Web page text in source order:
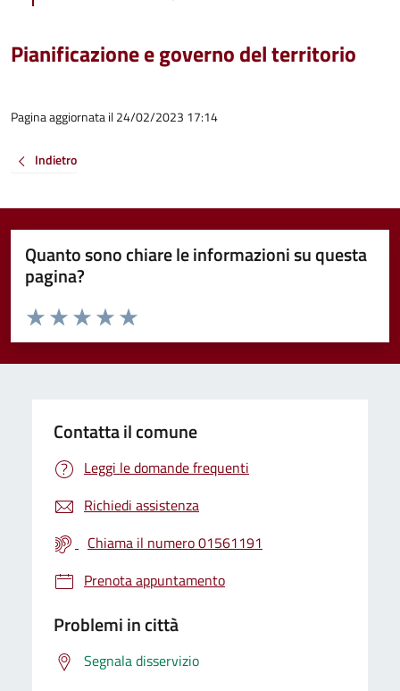
Pianificazione e governo del territorio
Pagina aggiornata il 24/02/2023 17:14
Indietro
Quanto sono chiare le informazioni su questa
pagina?
Valuta da 1 a 5 stelle la pagina
Valuta 5 stelle su 5
Valuta 4 stelle su 5
Valuta 3 stelle su 5
Valuta 2 stelle su 5
Valuta 1 stelle su 5
Contatta il comune
Leggi le domande frequenti
Richiedi assistenza
Chiama il numero 01561191
Prenota appuntamento
Problemi in città
Segnala disservizio